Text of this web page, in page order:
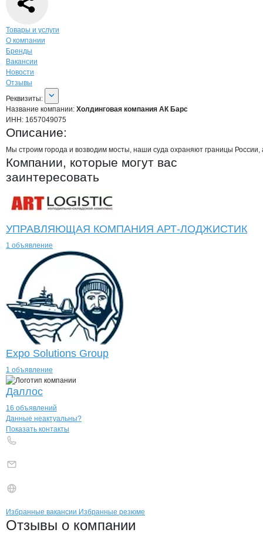
Навигация по странице
Товары и услуги
О компании
Бренды
Вакансии
Новости
Отзывы
О компании
Реквизиты
Реквизиты:
Название компании: Холдинговая компания АК Барс
ИНН: 1657049075
Описание:
Мы строим города и возводим мосты, наши суда охраняют границы
Компании, которые могут вас
заинтересовать
УПРАВЛЯЮЩАЯ КОМПАНИЯ АРТ-ЛОДЖИСТИК
1 объявление
Expo Solutions Group
1 объявление
Даллос
16 объявлений
Контактыкомпании
+7(800)000-00-..
Данные неактуальны?
Показать контакты
Брендыкомпани Холдинговая
Вакансии вХолдинговая компания
Избранные вакансии Избранные резюме
Новости oХолдинговая компания
Отзывы о компании